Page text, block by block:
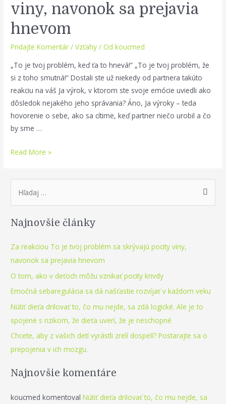
viny, navonok sa prejavia
hnevom
Pridajte Komentár /Vzťahy / Od koucmed
„To je tvoj problém, keď ťa to hnevá!“ „To je tvoj problém, že
si z toho smutná!“ Dostali ste už niekedy od partnera takúto
reakciu na váš Ja výrok, v ktorom ste svoje emócie uviedli ako
dôsledok nejakého jeho správania? Áno, Ja výroky – teda
hovorenie o sebe, ako sa cítime, keď partner niečo urobil a čo
by sme …
Za
sa
pocity
viny,
navonok
sa
prejavia
hnevom
Read More »
r
o
r
:
Najnovšie články
Za reakciou To je tvoj problém sa skrývajú pocity viny,
navonok sa prejavia hnevom
O tom, ako v deťoch môžu vznikať pocity krivdy
Emočná sebaregulácia sa dá našťastie rozvíjať v každom veku
Nútiť dieťa drilovať to, čo mu nejde, sa zdá logické. Ale je to
spojené s rizikom, že dieťa uverí, že je neschopné
Chcete, aby z vašich detí vyrástli zrelí dospelí? Postarajte sa o
prepojenia v ich mozgu.
Najnovšie komentáre
koucmed komentovalNútiť dieťa drilovať to, čo mu nejde, sa